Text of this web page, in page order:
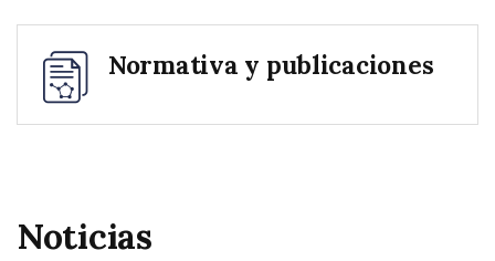
Normativa y publicaciones
Noticias